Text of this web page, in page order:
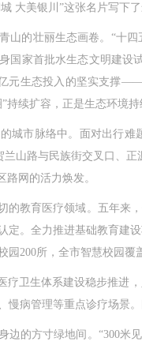
大美银川”这张名片写下了
的壮丽生态画卷。“十四
国家首批水生态文明建设
元生态投入的坚实支撑
持续扩容，正是生态环境
市脉络中。面对出行难题
山路与民族街交叉口、
路网的活力焕发。
教育医疗领域。五年来，
定。全力推进基础教育建
200所，全市智慧校园覆
卫生体系建设稳步推进，
慢病管理等重点诊疗场景
的方寸绿地间。“300米见